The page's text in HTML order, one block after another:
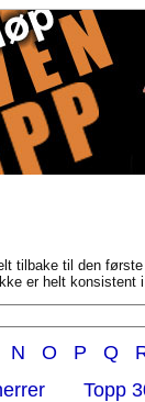
tilbake til den
er helt konsistent
N O P Q
Topp